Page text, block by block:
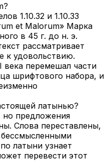
1.10.32 и 1.10.33
et Malorum» Марка
в 45 г. до н. э.
рассматривает
к удовольствию.
века перемешал части
шрифтового набора, и
латынью?
но предложения
Слова переставлены,
латыни узнает
перевести этот